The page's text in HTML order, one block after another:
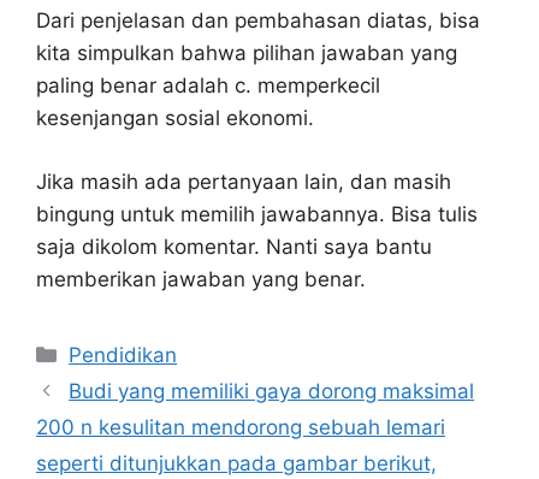
Dari penjelasan dan pembahasan diatas, bisa
kita simpulkan bahwa pilihan jawaban yang
paling benar adalah c. memperkecil
kesenjangan sosial ekonomi.
Jika masih ada pertanyaan lain, dan masih
bingung untuk memilih jawabannya. Bisa tulis
saja dikolom komentar. Nanti saya bantu
memberikan jawaban yang benar.
Kategori
Pendidikan
Budi yang memiliki gaya dorong maksimal
200 n kesulitan mendorong sebuah lemari
seperti ditunjukkan pada gambar berikut,